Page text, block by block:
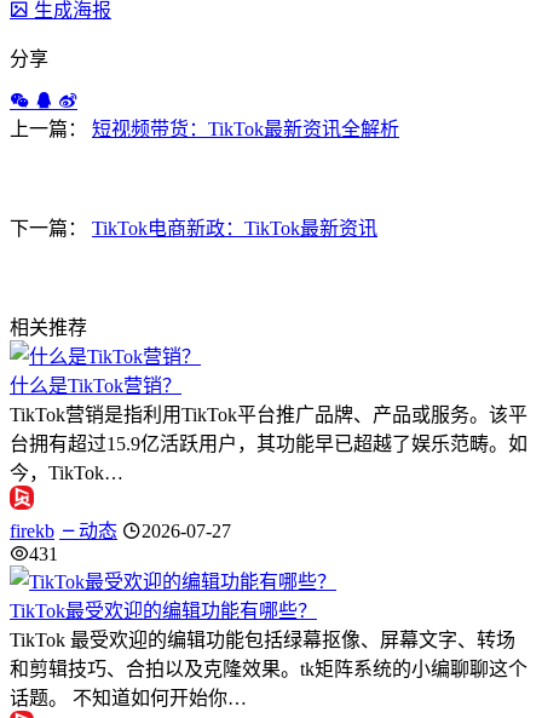
生成海报
分享
上一篇： 短视频带货：TikTok最新资讯全解析
下一篇： TikTok电商新政：TikTok最新资讯
相关推荐
什么是TikTok营销？
TikTok营销是指利用TikTok平台推广品牌、产品或服务。该平
台拥有超过15.9亿活跃用户，其功能早已超越了娱乐范畴。如
今，TikTok…
firekb 动态
2026-07-27
431
TikTok最受欢迎的编辑功能有哪些？
TikTok 最受欢迎的编辑功能包括绿幕抠像、屏幕文字、转场
和剪辑技巧、合拍以及克隆效果。tk矩阵系统的小编聊聊这个
话题。 不知道如何开始你…